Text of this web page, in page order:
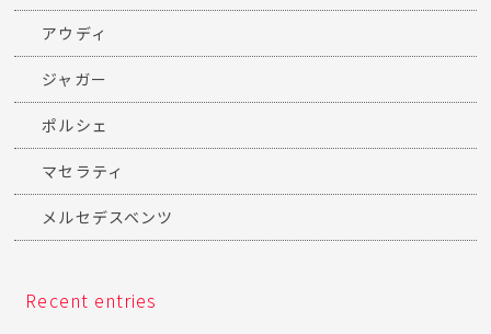
アウディ
ジャガー
ポルシェ
マセラティ
メルセデスベンツ
Recent entries